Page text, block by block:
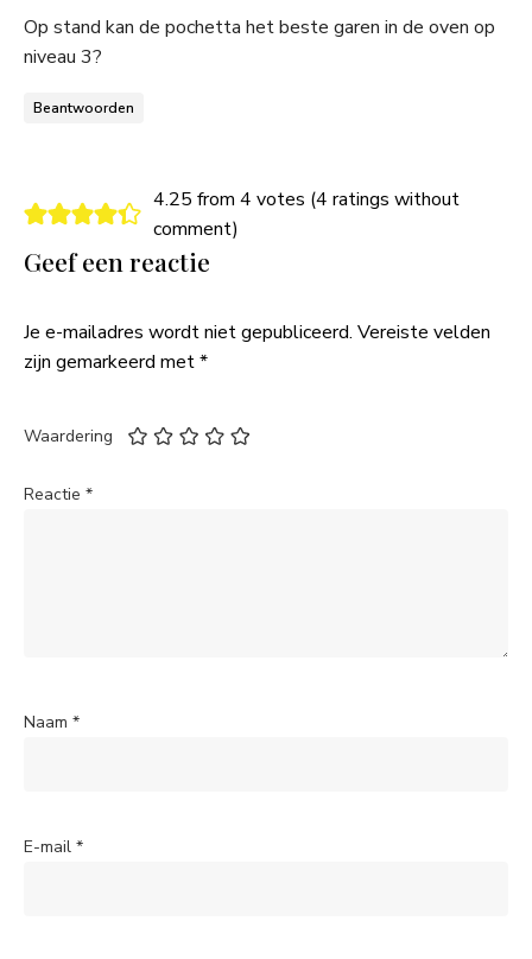
Op stand kan de pochetta het beste garen in de oven op
niveau 3?
Beantwoorden
4.25 from 4 votes (4 ratings without
comment)
Geef een reactie
Je e-mailadres wordt niet gepubliceerd. Vereiste velden
zijn gemarkeerd met*
Waardering
Reactie *
Naam *
E-mail *